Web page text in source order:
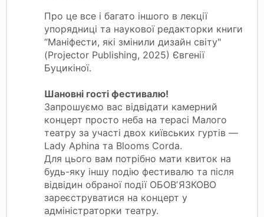
Про це все і багато іншого в лекції
упорядниці та наукової редакторки книги
“Маніфести, які змінили дизайн світу"
(Projector Publishing, 2025) Євгенії
Буцикіної.
Шановні гості фестивалю!
Запрошуємо вас відвідати камерний
концерт просто неба на терасі Малого
театру за участі двох київських гуртів —
Lady Aphina та Blooms Corda.
Для цього вам потрібно мати квиток на
будь-яку іншу подію фестивалю та після
відвідин обраної події ОБОВʼЯЗКОВО
зареєструватися на концерт у
адміністраторки театру.